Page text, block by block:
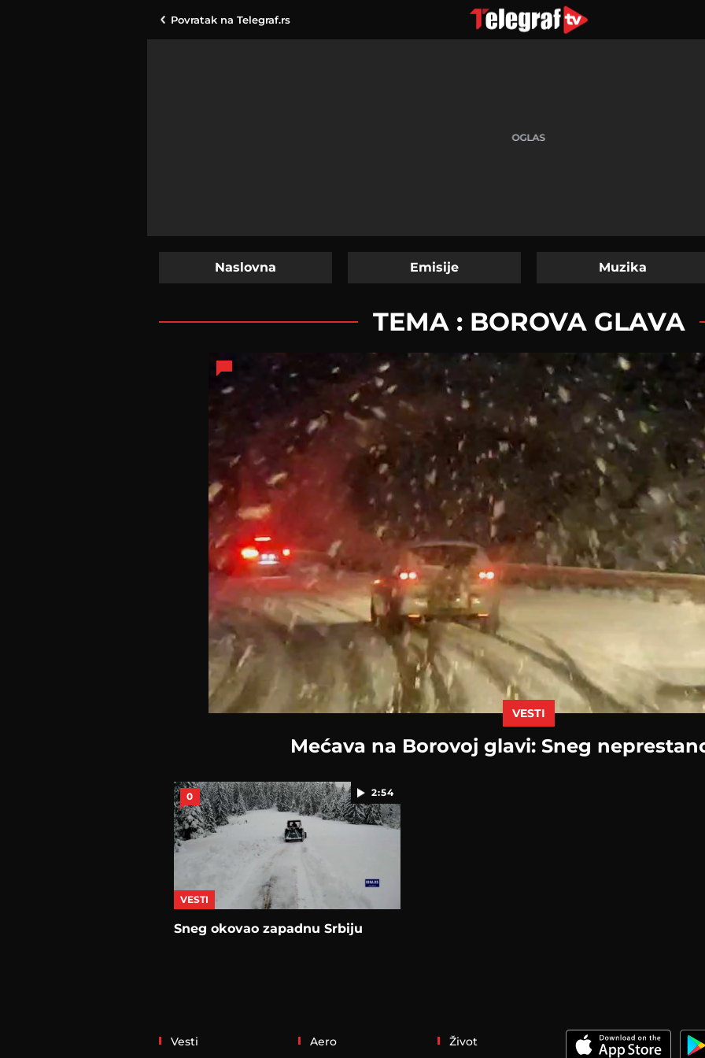
Povratak na Telegraf.rs
Naslovna Emisije Muzika
TEMA : BOROVA GLAVA
VESTI
Mećava na Borovoj glavi: Sneg
2:54
0
VESTI
Sneg okovao zapadnu Srbiju
Vesti Aero Život